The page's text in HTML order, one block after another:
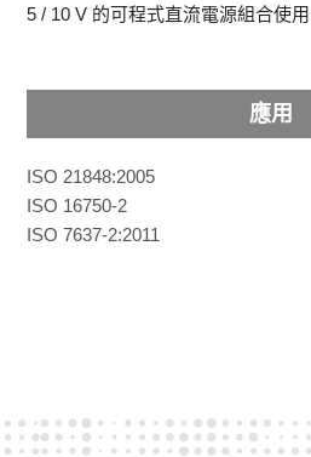
5 / 10 V 的可程式直流電源組合使用
應用
ISO 21848:2005
ISO 16750-2
ISO 7637-2:2011